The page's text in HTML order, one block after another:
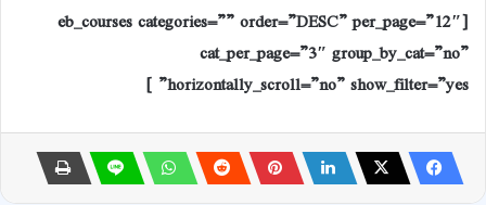
[eb_courses categories=”” order=”DESC” per_page=”12″
cat_per_page=”3″ group_by_cat=”no”
horizontally_scroll=”no” show_filter=”yes” ]